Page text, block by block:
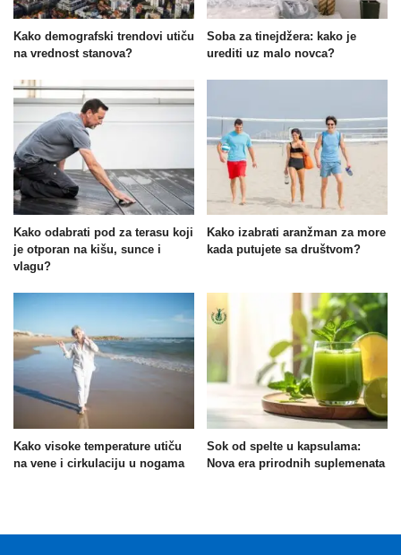
Kako demografski trendovi utiču
na vrednost stanova?
Soba za tinejdžera: kako je
urediti uz malo novca?
Kako odabrati pod za terasu koji
je otporan na kišu, sunce i
vlagu?
Kako izabrati aranžman za more
kada putujete sa društvom?
Kako visoke temperature utiču
na vene i cirkulaciju u nogama
Sok od spelte u kapsulama:
Nova era prirodnih suplemenata